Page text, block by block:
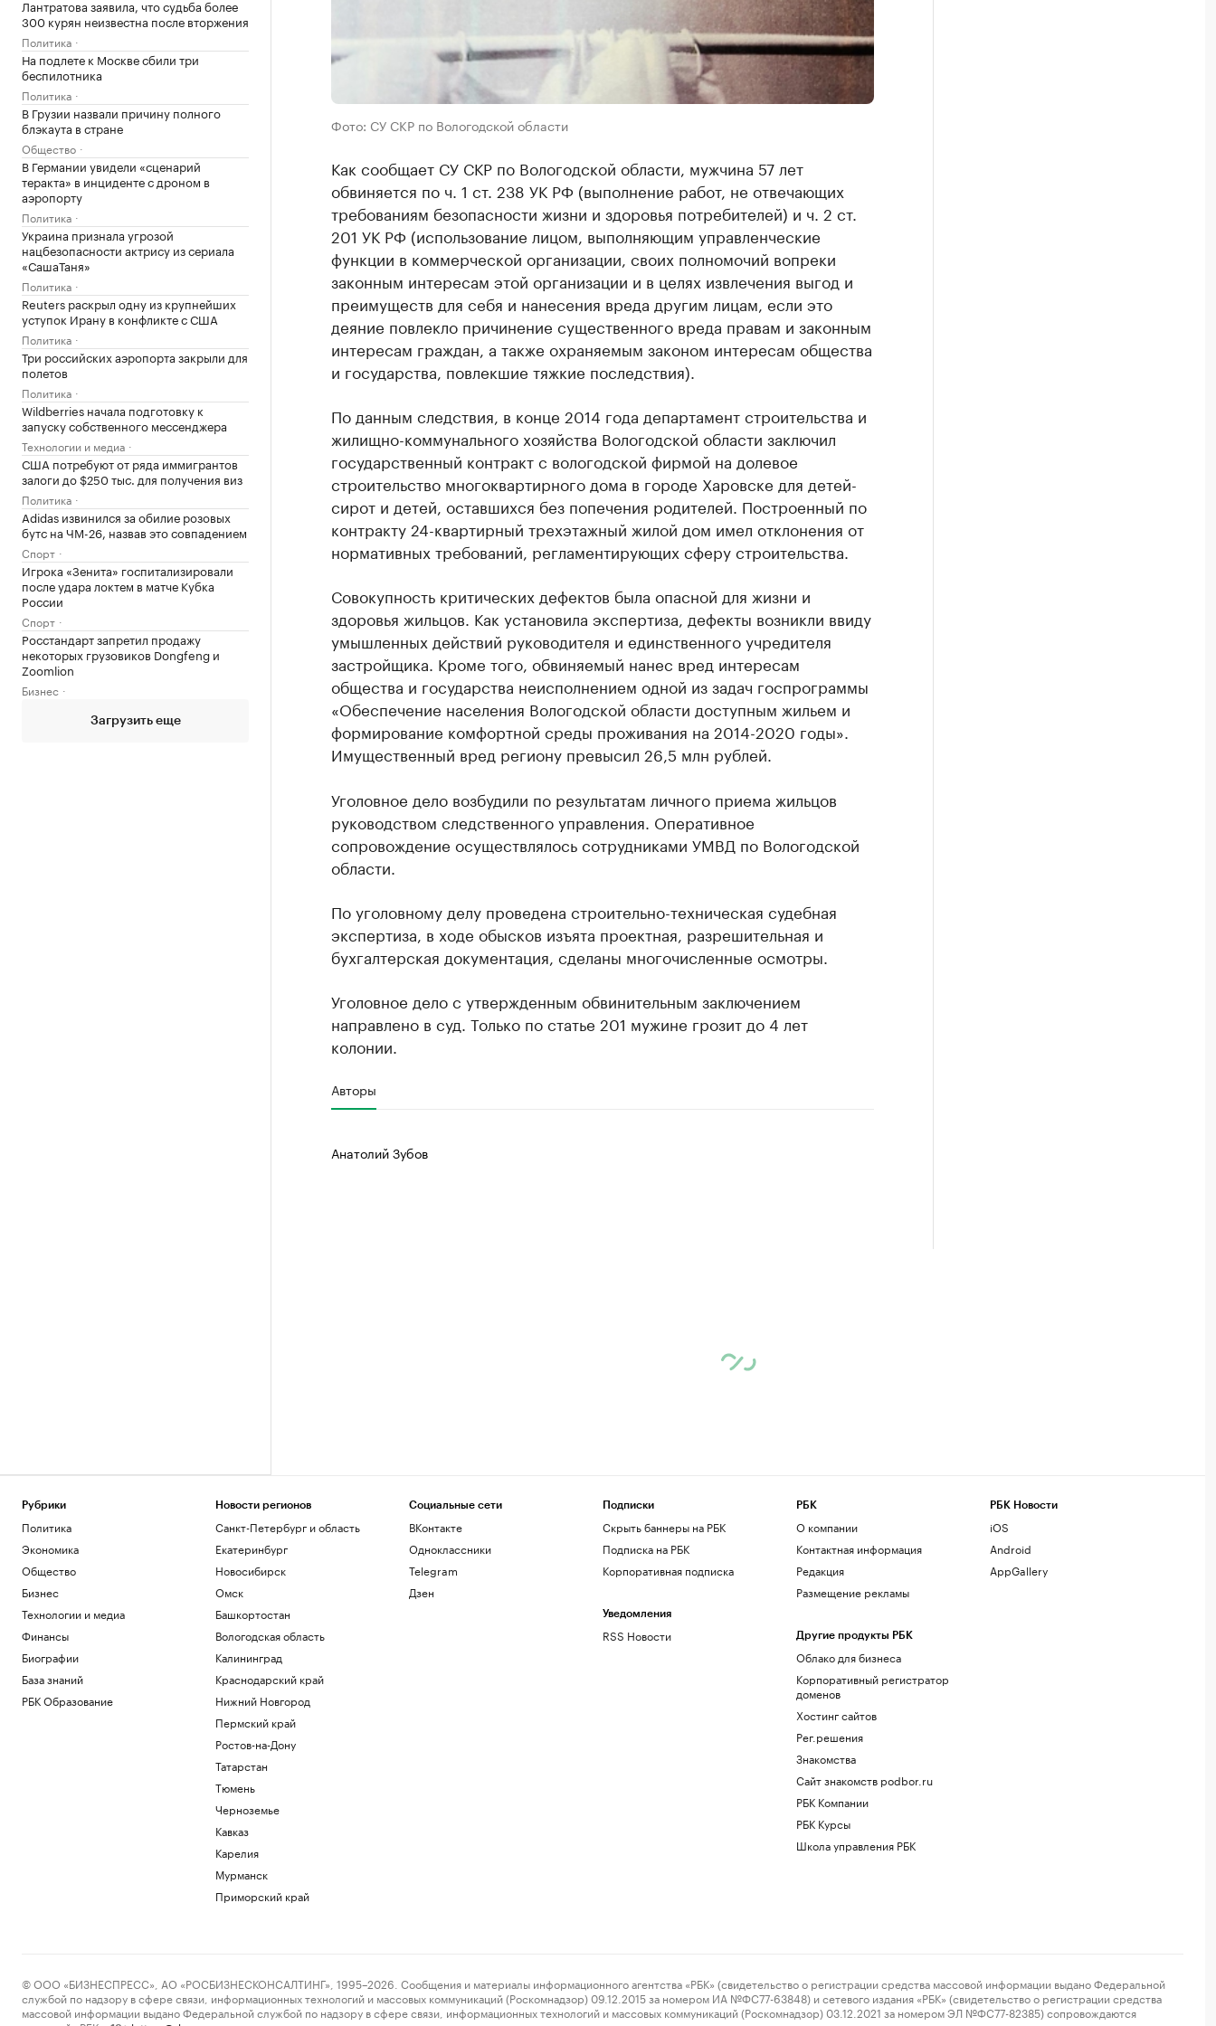
Лантратова заявила, что судьба более
300 курян неизвестна после вторжения
Политика
На подлете к Москве сбили три
беспилотника
Политика
В Грузии назвали причину полного
блэкаута в стране
Общество
В Германии увидели «сценарий
теракта» в инциденте с дроном в
аэропорту
Политика
Украина признала угрозой
нацбезопасности актрису из сериала
«СашаТаня»
Политика
Reuters раскрыл одну из крупнейших
уступок Ирану в конфликте с США
Политика
Три российских аэропорта закрыли для
полетов
Политика
Wildberries начала подготовку к
запуску собственного мессенджера
Технологии и медиа
США потребуют от ряда иммигрантов
залоги до $250 тыс. для получения виз
Политика
Adidas извинился за обилие розовых
бутс на ЧМ-26, назвав это совпадением
Спорт
Игрока «Зенита» госпитализировали
после удара локтем в матче Кубка
России
Спорт
Росстандарт запретил продажу
некоторых грузовиков Dongfeng и
Zoomlion
Бизнес
Загрузить еще
Фото: СУ СКР по Вологодской области
Как сообщает СУ СКР по Вологодской области, мужчина 57 лет
обвиняется по ч. 1 ст. 238 УК РФ (выполнение работ, не отвечающих
требованиям безопасности жизни и здоровья потребителей) и ч. 2 ст.
201 УК РФ (использование лицом, выполняющим управленческие
функции в коммерческой организации, своих полномочий вопреки
законным интересам этой организации и в целях извлечения выгод и
преимуществ для себя и нанесения вреда другим лицам, если это
деяние повлекло причинение существенного вреда правам и законным
интересам граждан, а также охраняемым законом интересам общества
и государства, повлекшие тяжкие последствия).
По данным следствия, в конце 2014 года департамент строительства и
жилищно-коммунального хозяйства Вологодской области заключил
государственный контракт с вологодской фирмой на долевое
строительство многоквартирного дома в городе Харовске для детей-
сирот и детей, оставшихся без попечения родителей. Построенный по
контракту 24-квартирный трехэтажный жилой дом имел отклонения от
нормативных требований, регламентирующих сферу строительства.
Совокупность критических дефектов была опасной для жизни и
здоровья жильцов. Как установила экспертиза, дефекты возникли ввиду
умышленных действий руководителя и единственного учредителя
застройщика. Кроме того, обвиняемый нанес вред интересам
общества и государства неисполнением одной из задач госпрограммы
«Обеспечение населения Вологодской области доступным жильем и
формирование комфортной среды проживания на 2014-2020 годы».
Имущественный вред региону превысил 26,5 млн рублей.
Уголовное дело возбудили по результатам личного приема жильцов
руководством следственного управления. Оперативное
сопровождение осуществлялось сотрудниками УМВД по Вологодской
области.
По уголовному делу проведена строительно-техническая судебная
экспертиза, в ходе обысков изъята проектная, разрешительная и
бухгалтерская документация, сделаны многочисленные осмотры.
Уголовное дело с утвержденным обвинительным заключением
направлено в суд. Только по статье 201 мужине грозит до 4 лет
колонии.
Авторы
Анатолий Зубов
Рубрики
Политика
Экономика
Общество
Бизнес
Технологии и медиа
Финансы
Биографии
База знаний
РБК Образование
Новости регионов
Санкт-Петербург и область
Екатеринбург
Новосибирск
Омск
Башкортостан
Вологодская область
Калининград
Краснодарский край
Нижний Новгород
Пермский край
Ростов-на-Дону
Татарстан
Тюмень
Черноземье
Кавказ
Карелия
Мурманск
Приморский край
Социальные сети
ВКонтакте
Одноклассники
Telegram
Дзен
Подписки
Скрыть баннеры на РБК
Подписка на РБК
Корпоративная подписка
Уведомления
RSS Новости
РБК
О компании
Контактная информация
Редакция
Размещение рекламы
Другие продукты РБК
Облако для бизнеса
Корпоративный регистратор
доменов
Хостинг сайтов
Рег.решения
Знакомства
Сайт знакомств podbor.ru
РБК Компании
РБК Курсы
Школа управления РБК
РБК Новости
iOS
Android
AppGallery
© ООО «БИЗНЕСПРЕСС», АО «РОСБИЗНЕСКОНСАЛТИНГ», 1995–2026. Сообщения и материалы информационного агентства «РБК» (свидетельство о регистрации средства массовой информации выдано Федеральной
службой по надзору в сфере связи, информационных технологий и массовых коммуникаций (Роскомнадзор) 09.12.2015 за номером ИА №ФС77-63848) и сетевого издания «РБК» (свидетельство о регистрации средства
массовой информации выдано Федеральной службой по надзору в сфере связи, информационных технологий и массовых коммуникаций (Роскомнадзор) 03.12.2021 за номером ЭЛ №ФС77-82385) сопровождаются